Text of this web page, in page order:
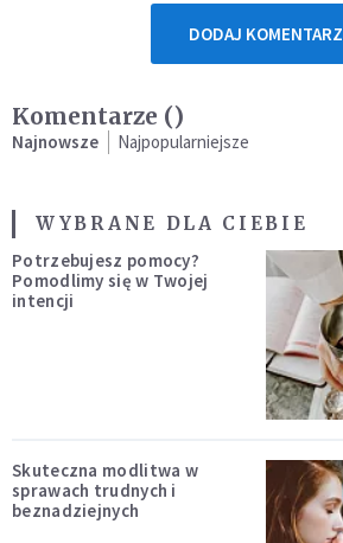
DODAJ KOMENTARZ
Komentarze ()
Najnowsze Najpopularniejsze
WYBRANE DLA CIEBIE
Potrzebujesz pomocy?
Pomodlimy się w Twojej
intencji
Skuteczna modlitwa w
sprawach trudnych i
beznadziejnych